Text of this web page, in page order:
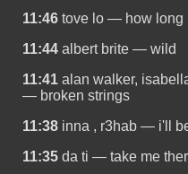
11:46 tove lo — how long
11:44 albert brite — wild
11:41 alan walker,
— broken strings
11:38 inna , r3hab — i'll
11:35 da ti — take me